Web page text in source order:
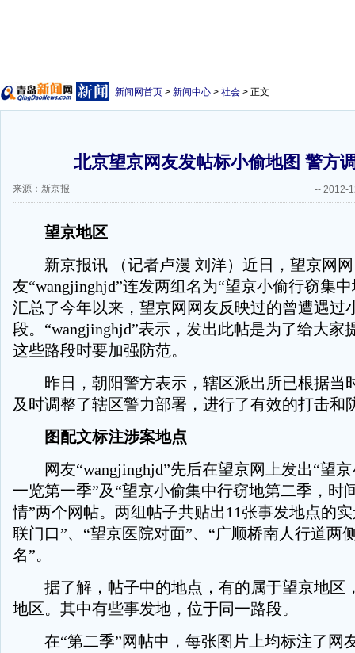
新闻网首页 > 新闻中心 > 社会 > 正文
北京望京网友发帖标小偷地图 警方
来源：新京报 -- 2012-
望京地区
新京报讯 （记者卢漫 刘洋）近日，望京网网
友“wangjinghjd”连发两组名为“望京小偷行窃集
汇总了今年以来，望京网网友反映过的曾遭遇过
段。“wangjinghjd”表示，发出此帖是为了给大家
这些路段时要加强防范。
昨日，朝阳警方表示，辖区派出所已根据当
及时调整了辖区警力部署，进行了有效的打击和
图配文标注涉案地点
网友“wangjinghjd”先后在望京网上发出“望京
一览第一季”及“望京小偷集中行窃地第二季，时
情”两个网帖。两组帖子共贴出11张事发地点的
联门口”、“望京医院对面”、“广顺桥南人行道两
名”。
据了解，帖子中的地点，有的属于望京地区
地区。其中有些事发地，位于同一路段。
在“第二季”网帖中，每张图片上均标注了网